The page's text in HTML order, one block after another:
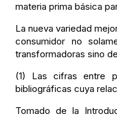
materia prima básica
La nueva variedad
consumidor no
transformadoras sino
(1) Las cifras entre
bibliográficas cuya
Tomado de la